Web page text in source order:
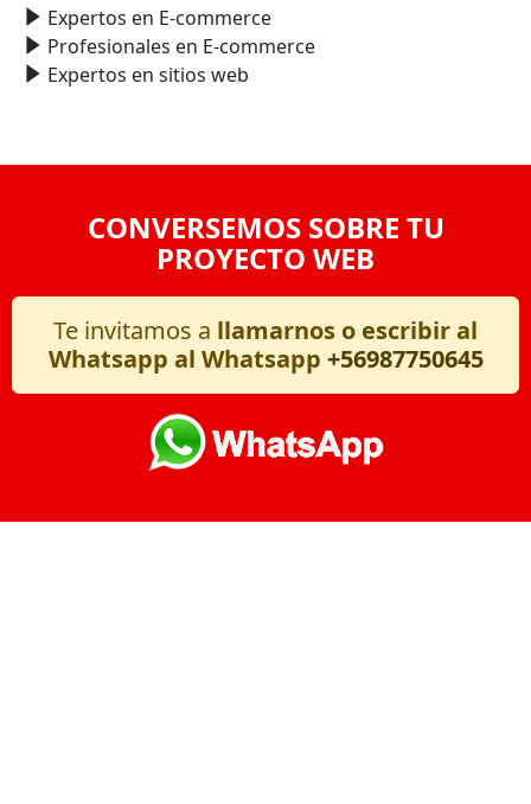
Expertos en E-commerce
Profesionales en E-commerce
Expertos en sitios web
CONVERSEMOS SOBRE TU
PROYECTO WEB
Te invitamos a llamarnos o escribir al
Whatsapp al Whatsapp +56987750645